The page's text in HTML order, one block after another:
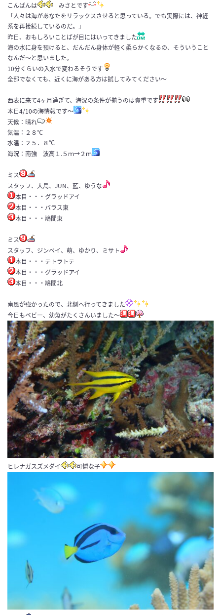
こんばんは
みさとです
「人々は海があなたをリラックスさせると思っている。でも実際には、神経
系を再接続しているのだ。」
昨日、おもしろいことばが目にはいってきました
海の水に身を預けると、だんだん身体が軽く柔らかくなるの、そういうこと
なんだ～と思いました。
10分くらいの入水で変わるそうです
全部でなくても、近くに海がある方は試してみてください～
西表に来て4ヶ月過ぎて、海況の条件が揃うのは貴重です
本日4/10の海情報です～
天候：晴れ
気温：２８℃
水温：２５．８℃
海況：南強 波高１.５ｍ→２ｍ
ミス
スタッフ、大島、JUN、藍、ゆうな
本目・・・グラッドアイ
本目・・・バラス東
本目・・・鳩間東
ミス
スタッフ、ジンペイ、萌、ゆかり、ミサト
本目・・・テトラトテ
本目・・・グラッドアイ
本目・・・鳩間北
南風が強かったので、北側へ行ってきました
今日もベビー、幼魚がたくさんいました～
ヒレナガスズメダイ 可憐な子